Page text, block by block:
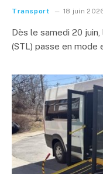
Transport 18 juin
Dès le samedi 20
(STL) passe en mode